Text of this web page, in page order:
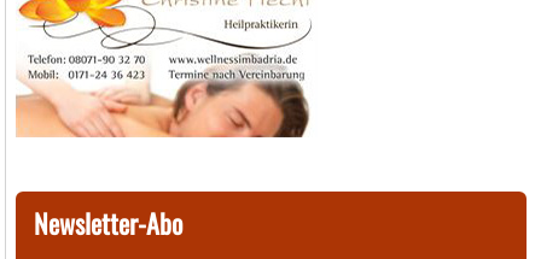
Newsletter-Abo